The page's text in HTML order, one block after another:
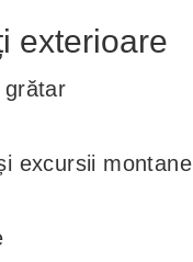
exterioare
grătar
excursii montane